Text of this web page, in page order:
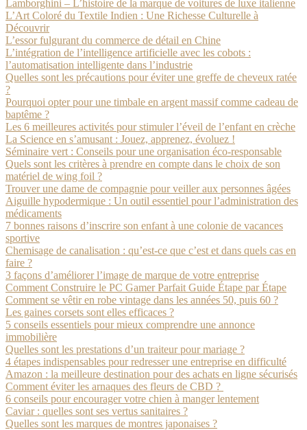
Lamborghini – L’histoire de la marque de voitures de luxe italienne
L’Art Coloré du Textile Indien : Une Richesse Culturelle à
Découvrir
L’essor fulgurant du commerce de détail en Chine
L’intégration de l’intelligence artificielle avec les cobots :
l’automatisation intelligente dans l’industrie
Quelles sont les précautions pour éviter une greffe de cheveux ratée
?
Pourquoi opter pour une timbale en argent massif comme cadeau de
baptême ?
Les 6 meilleures activités pour stimuler l’éveil de l’enfant en crèche
La Science en s’amusant : Jouez, apprenez, évoluez !
Séminaire vert : Conseils pour une organisation éco-responsable
Quels sont les critères à prendre en compte dans le choix de son
matériel de wing foil ?
Trouver une dame de compagnie pour veiller aux personnes âgées
Aiguille hypodermique : Un outil essentiel pour l’administration des
médicaments
7 bonnes raisons d’inscrire son enfant à une colonie de vacances
sportive
Chemisage de canalisation : qu’est-ce que c’est et dans quels cas en
faire ?
3 façons d’améliorer l’image de marque de votre entreprise
Comment Construire le PC Gamer Parfait Guide Étape par Étape
Comment se vêtir en robe vintage dans les années 50, puis 60 ?
Les gaines corsets sont elles efficaces ?
5 conseils essentiels pour mieux comprendre une annonce
immobilière
Quelles sont les prestations d’un traiteur pour mariage ?
4 étapes indispensables pour redresser une entreprise en difficulté
Amazon : la meilleure destination pour des achats en ligne sécurisés
Comment éviter les arnaques des fleurs de CBD ?
6 conseils pour encourager votre chien à manger lentement
Caviar : quelles sont ses vertus sanitaires ?
Quelles sont les marques de montres japonaises ?